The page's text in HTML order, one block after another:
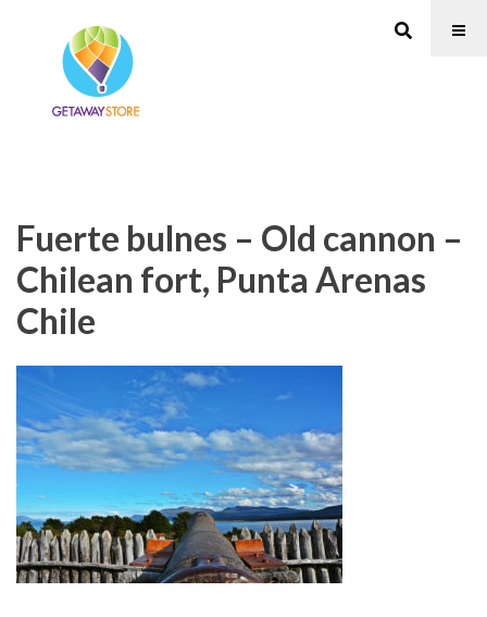
Fuerte bulnes – Old cannon –
Chilean fort, Punta Arenas
Chile